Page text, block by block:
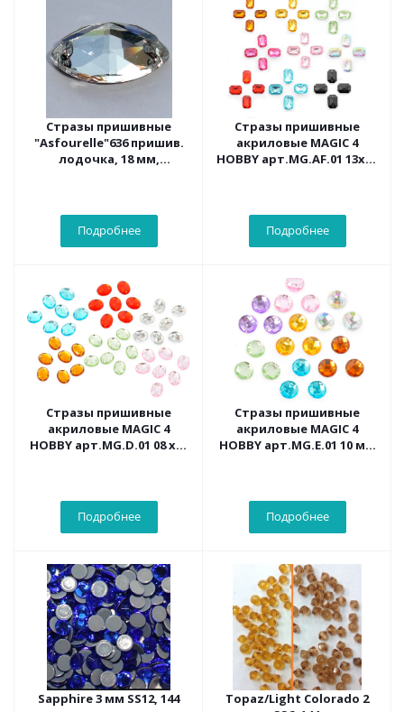
Стразы пришивные
"Asfourelle"636 пришив.
лодочка, 18 мм,
Подробнее
Стразы пришивные
акриловые MAGIC 4
HOBBY арт.MG.AF.01 13x18
Подробнее
Стразы пришивные
акриловые MAGIC 4
HOBBY арт.MG.D.01 08 x10
Подробнее
Стразы пришивные
акриловые MAGIC 4
HOBBY арт.MG.E.01 10 мм
Подробнее
Sapphire 3 мм SS12, 144
Topaz/Light Colorado 2